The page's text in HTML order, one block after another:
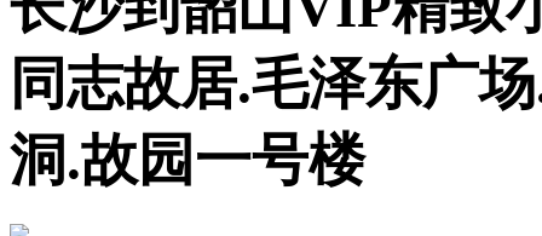
同志故居.毛泽东广
洞.故园一号楼